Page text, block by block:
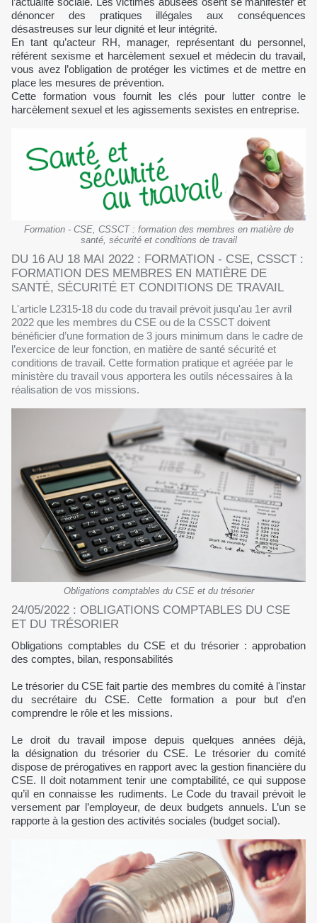
dénoncer des pratiques illégales aux conséquences
désastreuses sur leur dignité et leur intégrité.
En tant qu’acteur RH, manager, représentant du personnel,
référent sexisme et harcèlement sexuel et médecin du travail,
vous avez l’obligation de protéger les victimes et de mettre en
place les mesures de prévention.
Cette formation vous fournit les clés pour lutter contre le
harcèlement sexuel et les agissements sexistes en entreprise.
Formation - CSE, CSSCT : formation des membres en matière de
santé, sécurité et conditions de travail
DU 16 AU 18 MAI 2022 : FORMATION - CSE, CSSCT :
FORMATION DES MEMBRES EN MATIÈRE DE
SANTÉ, SÉCURITÉ ET CONDITIONS DE TRAVAIL
L'article L2315-18 du code du travail prévoit jusqu'au 1er avril
2022 que les membres du CSE ou de la CSSCT doivent
bénéficier d’une formation de 3 jours minimum dans le cadre de
l’exercice de leur fonction, en matière de santé sécurité et
conditions de travail. Cette formation pratique et agréée par le
ministère du travail vous apportera les outils nécessaires à la
réalisation de vos missions.
Obligations comptables du CSE et du trésorier
24/05/2022 : OBLIGATIONS COMPTABLES DU CSE
ET DU TRÉSORIER
Obligations comptables du CSE et du trésorier : approbation
des comptes, bilan, responsabilités
Le trésorier du CSE fait partie des membres du comité à l'instar
du secrétaire du CSE. Cette formation a pour but d'en
comprendre le rôle et les missions.
Le droit du travail impose depuis quelques années déjà,
la désignation du trésorier du CSE. Le trésorier du comité
dispose de prérogatives en rapport avec la gestion financière du
CSE. Il doit notamment tenir une comptabilité, ce qui suppose
qu’il en connaisse les rudiments. Le Code du travail prévoit le
versement par l’employeur, de deux budgets annuels. L’un se
rapporte à la gestion des activités sociales (budget social).